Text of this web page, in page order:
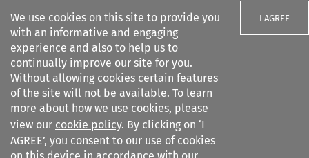
We use cookies on this site to provide you
with an informative and engaging
experience and also to help us to
continually improve our site for you.
Without allowing cookies certain features
of the site will not be available. To learn
more about how we use cookies, please
view our cookie policy. By clicking on ‘I
AGREE’, you consent to our use of cookies
I AGREE
Search filters
Revista Brasileira de
Arbitragem